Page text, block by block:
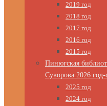
2019 год
2018 год
2017 год
2016 год
2015 год
Пинюгская
Суворова 2026
2025 год
2024 год